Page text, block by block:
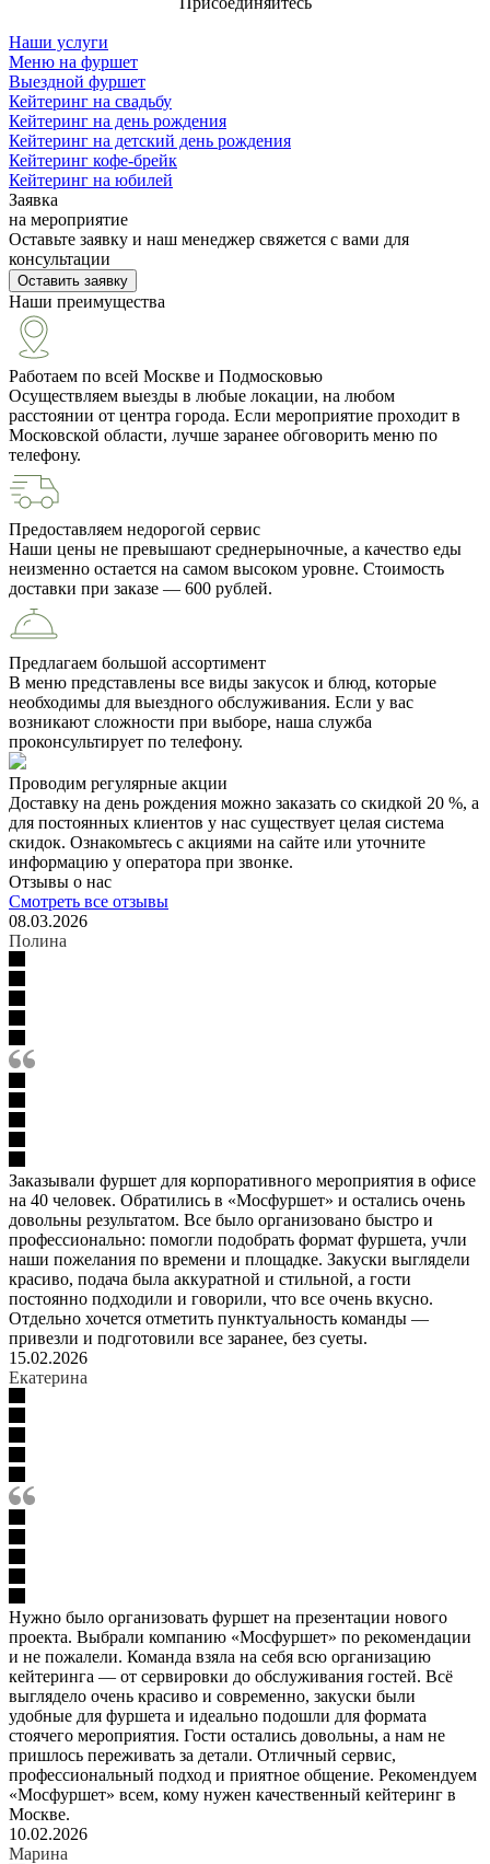
Наши услуги
Меню на фуршет
Выездной фуршет
Кейтеринг на свадьбу
Кейтеринг на день рождения
Кейтеринг на детский день рождения
Кейтеринг кофе-брейк
Кейтеринг на юбилей
Заявка
на мероприятие
Оставьте заявку и наш менеджер свяжется с вами для
консультации
Оставить заявку
Наши преимущества
Работаем по всей Москве и Подмосковью
Осуществляем выезды в любые локации, на любом
расстоянии от центра города. Если мероприятие проходит в
Московской области, лучше заранее обговорить меню по
телефону.
Предоставляем недорогой сервис
Наши цены не превышают среднерыночные, а качество еды
неизменно остается на самом высоком уровне. Стоимость
доставки при заказе — 600 рублей.
Предлагаем большой ассортимент
В меню представлены все виды закусок и блюд, которые
необходимы для выездного обслуживания. Если у вас
возникают сложности при выборе, наша служба
проконсультирует по телефону.
Проводим регулярные акции
Доставку на день рождения можно заказать со скидкой 20 %, а
для постоянных клиентов у нас существует целая система
скидок. Ознакомьтесь с акциями на сайте или уточните
информацию у оператора при звонке.
Отзывы о нас
Смотреть все отзывы
08.03.2026
Полина
Заказывали фуршет для корпоративного мероприятия в офисе
на 40 человек. Обратились в «Мосфуршет» и остались очень
довольны результатом. Все было организовано быстро и
профессионально: помогли подобрать формат фуршета, учли
наши пожелания по времени и площадке. Закуски выглядели
красиво, подача была аккуратной и стильной, а гости
постоянно подходили и говорили, что все очень вкусно.
Отдельно хочется отметить пунктуальность команды —
привезли и подготовили все заранее, без суеты.
15.02.2026
Екатерина
Нужно было организовать фуршет на презентации нового
проекта. Выбрали компанию «Мосфуршет» по рекомендации
и не пожалели. Команда взяла на себя всю организацию
кейтеринга — от сервировки до обслуживания гостей. Всё
выглядело очень красиво и современно, закуски были
удобные для фуршета и идеально подошли для формата
стоячего мероприятия. Гости остались довольны, а нам не
пришлось переживать за детали. Отличный сервис,
профессиональный подход и приятное общение. Рекомендуем
«Мосфуршет» всем, кому нужен качественный кейтеринг в
Москве.
10.02.2026
Марина